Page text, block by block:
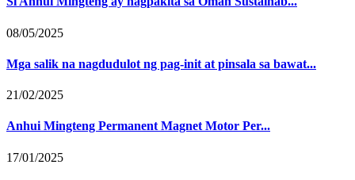
08/05/2025
Mga salik na nagdudulot ng pag-init at pinsala sa bawat...
21/02/2025
Anhui Mingteng Permanent Magnet Motor Per...
17/01/2025